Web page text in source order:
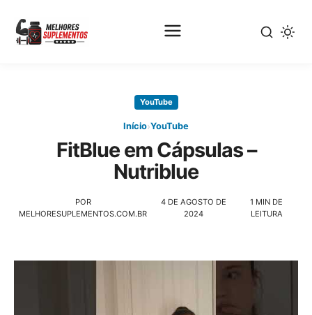
YouTube
Início›YouTube
FitBlue em Cápsulas –
Nutriblue
POR
MELHORESUPLEMENTOS.COM.BR
4 DE AGOSTO DE
2024
1 MIN DE
LEITURA